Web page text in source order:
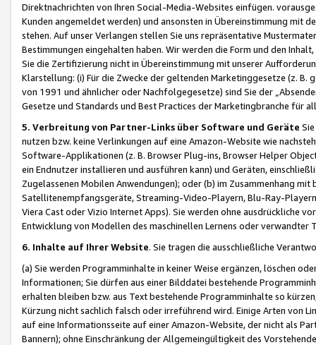
Direktnachrichten von Ihren Social-Media-Websites einfügen.
Kunden angemeldet werden) und ansonsten in Übereinstimmung mit
stehen. Auf unser Verlangen stellen Sie uns repräsentative
Bestimmungen eingehalten haben. Wir werden die Form und den
Sie die Zertifizierung nicht in Übereinstimmung mit unserer
Klarstellung: (i) Für die Zwecke der geltenden Marketinggesetze (z. B.
von 1991 und ähnlicher oder Nachfolgegesetze) sind Sie der
Gesetze und Standards und Best Practices der Marketingbranche für
5. Verbreitung von Partner-Links über Software und Geräte
nutzen bzw. keine Verlinkungen auf eine Amazon-Website wie
Software-Applikationen (z. B. Browser Plug-ins, Browser Helper
ein Endnutzer installieren und ausführen kann) und Geräten,
Zugelassenen Mobilen Anwendungen); oder (b) im Zusammenhang
Satellitenempfangsgeräte, Streaming-Video-Playern, Blu-Ray-
Viera Cast oder Vizio Internet Apps). Sie werden ohne ausdrückliche
Entwicklung von Modellen des maschinellen Lernens oder
6. Inhalte auf Ihrer Website. Sie tragen die ausschließliche
(a) Sie werden Programminhalte in keiner Weise ergänzen, löschen
Informationen; Sie dürfen aus einer Bilddatei bestehende
erhalten bleiben bzw. aus Text bestehende Programminhalte so
Kürzung nicht sachlich falsch oder irreführend wird. Einige Arten von
auf eine Informationsseite auf einer Amazon-Website, der nicht als
Bannern); ohne Einschränkung der Allgemeingültigkeit des